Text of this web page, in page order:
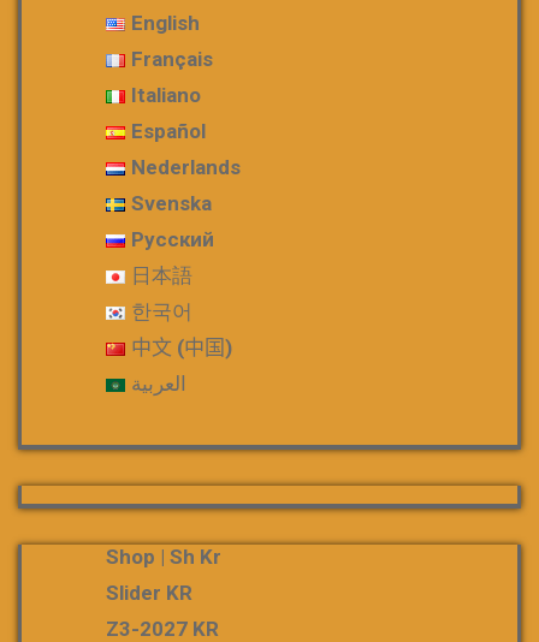
English
Français
Italiano
Español
Nederlands
Svenska
Русский
日本語
한국어
中文 (中国)
العربية
Shop | Sh Kr
Slider KR
Z3-2027 KR